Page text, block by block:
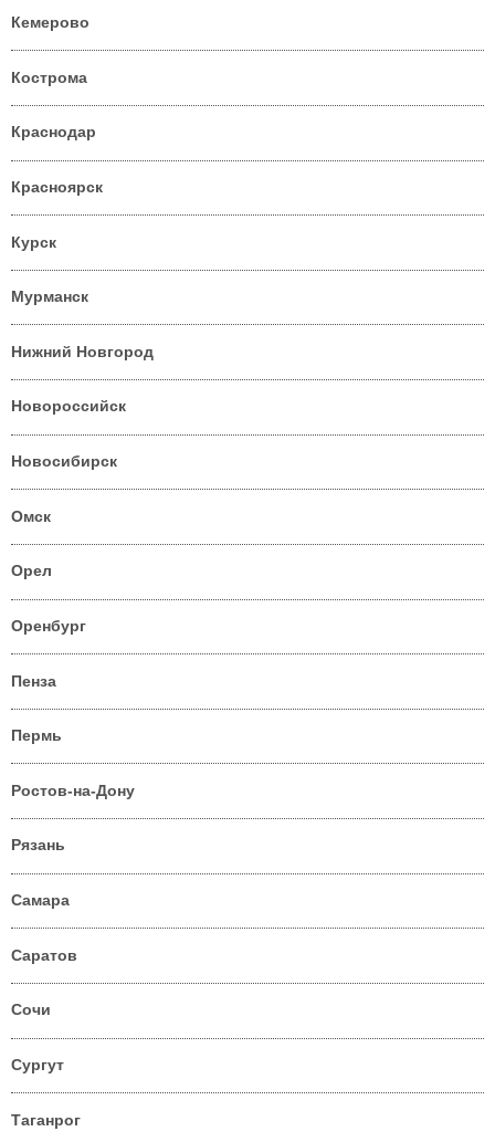
Кемерово
Кострома
Краснодар
Красноярск
Курск
Мурманск
Нижний Новгород
Новороссийск
Новосибирск
Омск
Орел
Оренбург
Пенза
Пермь
Ростов-на-Дону
Рязань
Самара
Саратов
Сочи
Сургут
Таганрог